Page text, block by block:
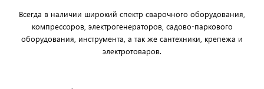
Всегда в наличии широкий спектр сварочного оборудования,
компрессоров, электрогенераторов, садово-паркового
оборудования, инструмента, а так же сантехники, крепежа и
электротоваров.